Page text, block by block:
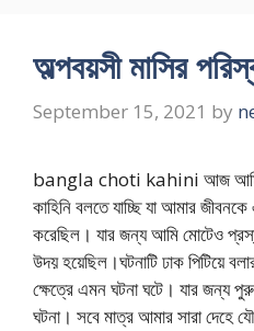
অল্পবয়সী মাসির
September 15, 2021 by
bangla choti kahini আজ আমি
কাহিনি বলতে যাচ্ছি যা আমার
করেছিল। যার জন্য আমি মোটেও
উদয় হয়েছিল।ঘটনাটি ঢাক পিটিয়ে
ক্ষেত্রে এমন ঘটনা ঘটে। যার জন্য
ঘটনা। সবে মাত্র আমার সারা